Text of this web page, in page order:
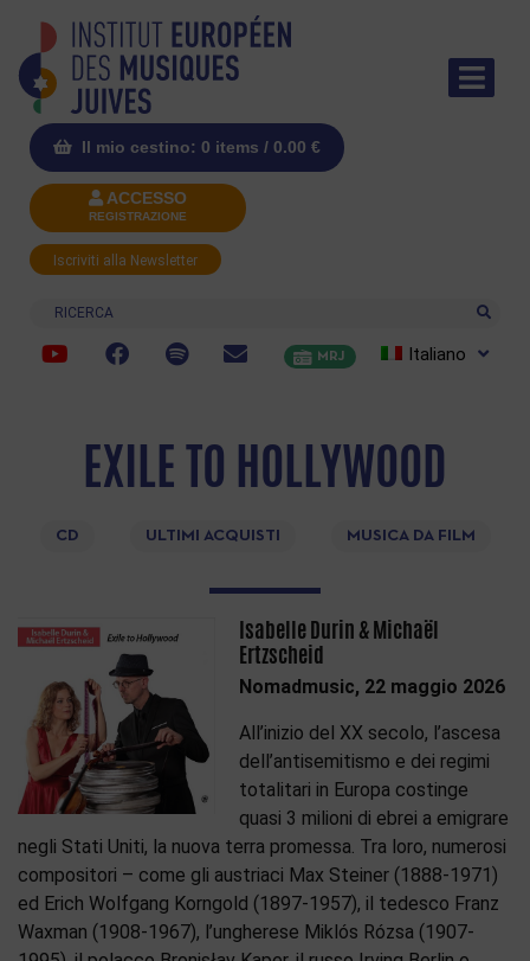
Il mio cestino: 0 items / 0.00 €
ACCESSO
REGISTRAZIONE
Iscriviti alla Newsletter
Ricerca
MRJ Italiano
EXILE TO HOLLYWOOD
CD ULTIMI ACQUISTI MUSICA DA FILM
Isabelle Durin & Michaël
Ertzscheid
Nomadmusic, 22 maggio 2026
All’inizio del XX secolo, l’ascesa
dell’antisemitismo e dei regimi
totalitari in Europa costinge
quasi 3 milioni di ebrei a emigrare
negli Stati Uniti, la nuova terra promessa. Tra loro, numerosi
compositori – come gli austriaci Max Steiner (1888-1971)
ed Erich Wolfgang Korngold (1897-1957), il tedesco Franz
Waxman (1908-1967), l’ungherese Miklós Rózsa (1907-